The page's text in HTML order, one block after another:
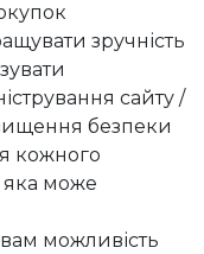
зручність
сайту /
безпеки
кожного
яка може
можливість